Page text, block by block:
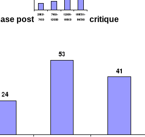
post
critique